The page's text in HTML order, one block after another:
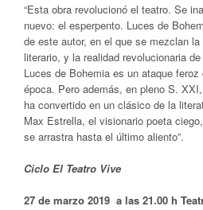
“Esta obra revolucionó el teatro. Se
nuevo: el esperpento. Luces de
de este autor, en el que se mezclan
literario, y la realidad revolucionaria
Luces de Bohemia es un ataque
época. Pero además, en pleno S.
ha convertido en un clásico de la
Max Estrella, el visionario poeta
se arrastra hasta el último aliento”.
Ciclo El Teatro Vive
27 de marzo 2019 a las 21.00 h